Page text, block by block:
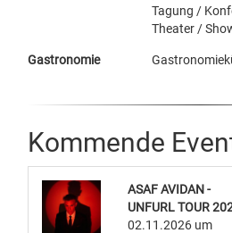
Tagung /
Theater /
Gastronomie
Kommende
ASAF AVIDAN -
UNFURL TOUR
02.11.2026 um